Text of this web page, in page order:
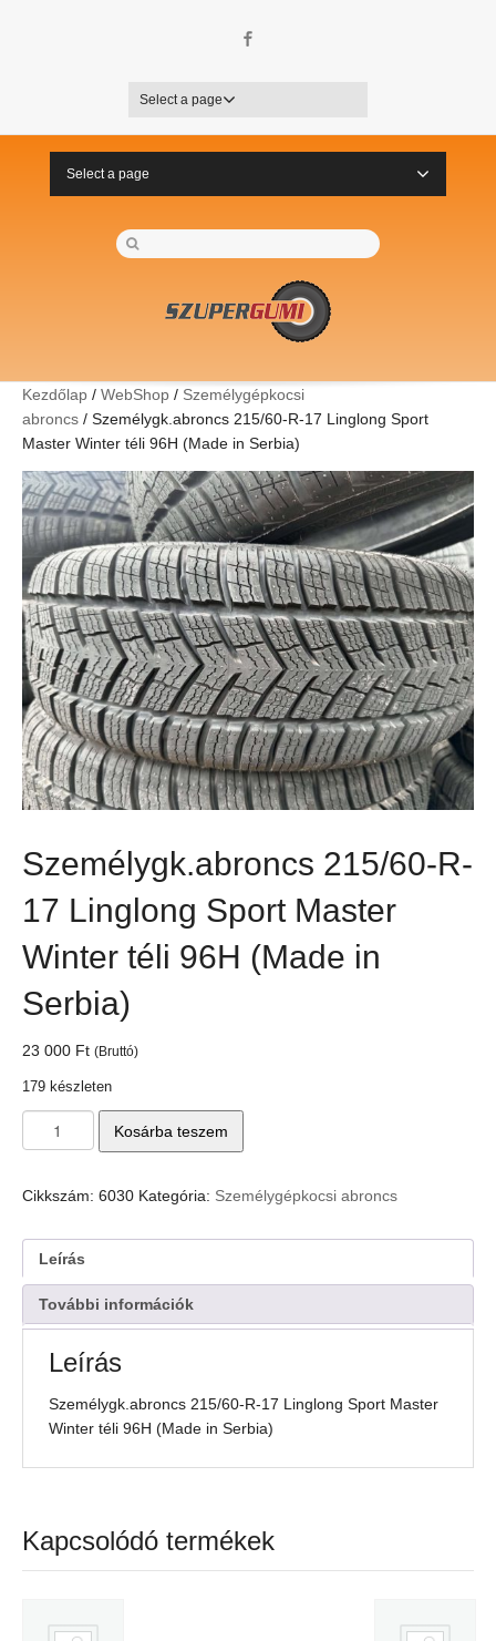
Select a page
Select a page
Kezdőlap / WebShop / Személygépkocsi
abroncs / Személygk.abroncs 215/60-R-17 Linglong Sport
Master Winter téli 96H (Made in Serbia)
Személygk.abroncs 215/60-R-
17 Linglong Sport Master
Winter téli 96H (Made in
Serbia)
23 000 Ft (Bruttó)
179 készleten
215/60-
17
Master
Winter
téli
96H
mennyiség
Kosárba teszem
Cikkszám: 6030 Kategória: Személygépkocsi abroncs
Leírás
További információk
Leírás
Személygk.abroncs 215/60-R-17 Linglong Sport Master
Winter téli 96H (Made in Serbia)
Kapcsolódó termékek